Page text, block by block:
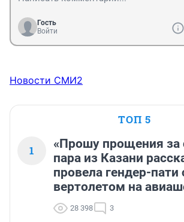
Гость
Войти
Новости СМИ2
ТОП 5
1
«Прошу прощения за
пара из Казани
провела гендер-пати
вертолетом на
28 398 3